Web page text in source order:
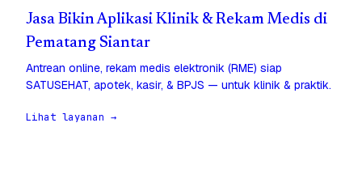
Jasa Bikin Aplikasi Klinik & Rekam Medis di
Pematang Siantar
Antrean online, rekam medis elektronik (RME) siap
SATUSEHAT, apotek, kasir, & BPJS — untuk klinik & praktik.
Lihat layanan →